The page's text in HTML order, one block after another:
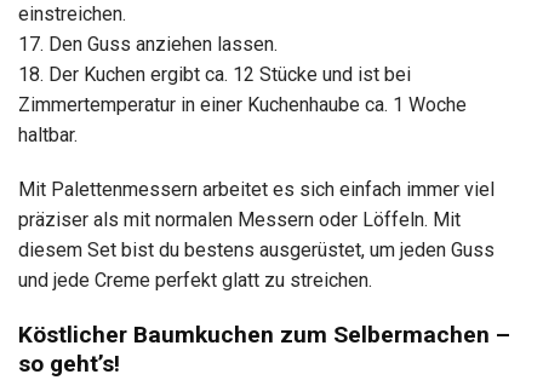
einstreichen.
17. Den Guss anziehen lassen.
18. Der Kuchen ergibt ca. 12 Stücke und ist bei
Zimmertemperatur in einer Kuchenhaube ca. 1 Woche
haltbar.
Mit Palettenmessern arbeitet es sich einfach immer viel
präziser als mit normalen Messern oder Löffeln. Mit
diesem Set bist du bestens ausgerüstet, um jeden Guss
und jede Creme perfekt glatt zu streichen.
Köstlicher Baumkuchen zum Selbermachen –
so geht’s!